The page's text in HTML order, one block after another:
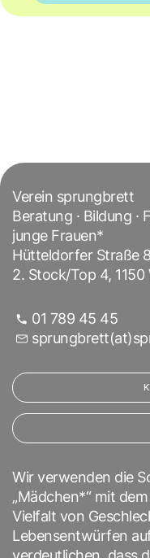
Verein sprungbrett
Beratung · Bildung
junge Frauen*
Hütteldorfer Straße
2. Stock/Top 4, 1150
01 789 45 45
Wir verwenden die
„Mädchen*“ mit
Vielfalt von
Lebensentwürfen